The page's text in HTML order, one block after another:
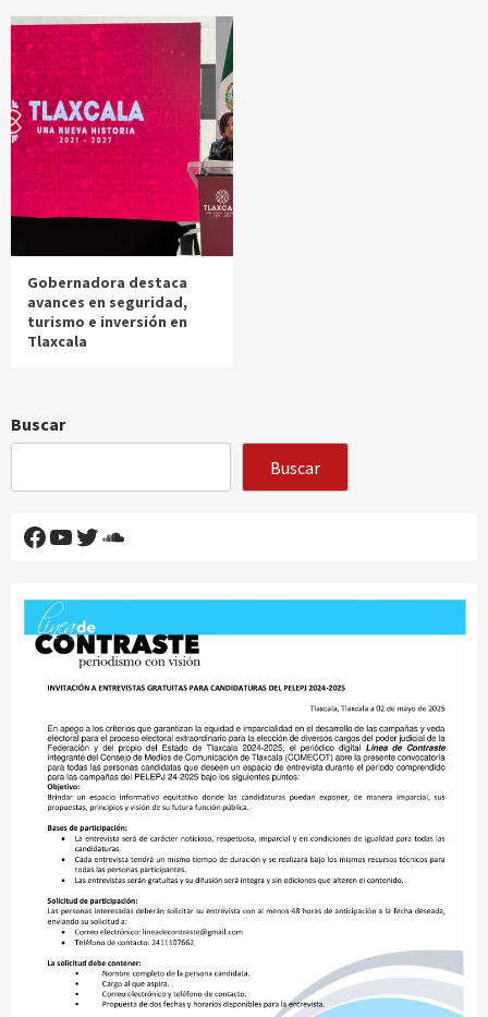
Gobernadora destaca
avances en seguridad,
turismo e inversión en
Tlaxcala
Buscar
Buscar
Facebook
YouTube
Twitter
SoundCloud